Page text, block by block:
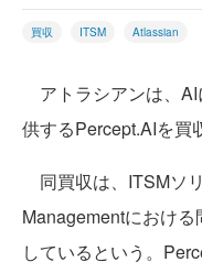
買収 ITSM Atlassian
アトラシアンは、
供するPercept.AIを買
同買収は、ITSMソ
Managementにおけ
しているという。